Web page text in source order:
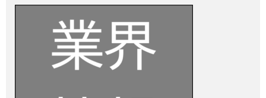
tt
er
e